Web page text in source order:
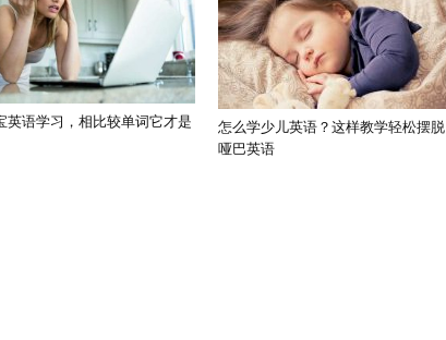
英语学习，相比较单词它才是
怎么学少儿英语？这样教学轻松摆脱
哑巴英语